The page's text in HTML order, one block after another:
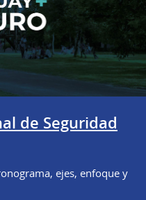
de Seguridad
ejes, enfoque y